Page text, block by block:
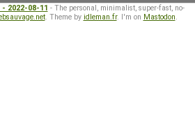
2022-08-11 - The personal, minimalist, super-fast, no-
. Theme by idleman.fr. I'm on Mastodon.